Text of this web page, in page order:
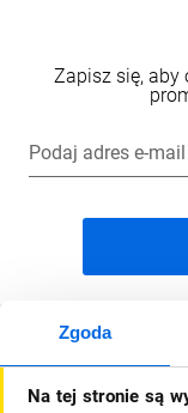
Zgoda
Na tej stronie są
Zapisz się, aby
Podaj adres e-mail